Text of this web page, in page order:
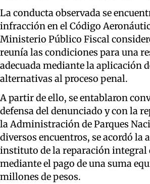
La conducta observada se
infracción en el Código
Ministerio Público Fiscal
reunía las condiciones para una
adecuada mediante la aplicación
alternativas al proceso penal.
A partir de ello, se entablaron
defensa del denunciado y con la
la Administración de Parques
diversos encuentros, se acordó la
instituto de la reparación integral
mediante el pago de una suma
millones de pesos.